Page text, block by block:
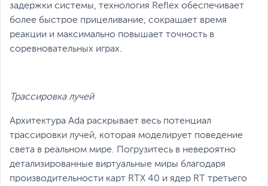
задержки системы, технология Reflex обеспечивает
более быстрое прицеливание, сокращает время
реакции и максимально повышает точность в
соревновательных играх.
Трассировка лучей
Архитектура Ada раскрывает весь потенциал
трассировки лучей, которая моделирует поведение
света в реальном мире. Погрузитесь в невероятно
детализированные виртуальные миры благодаря
производительности карт RTX 40 и ядер RT третьего